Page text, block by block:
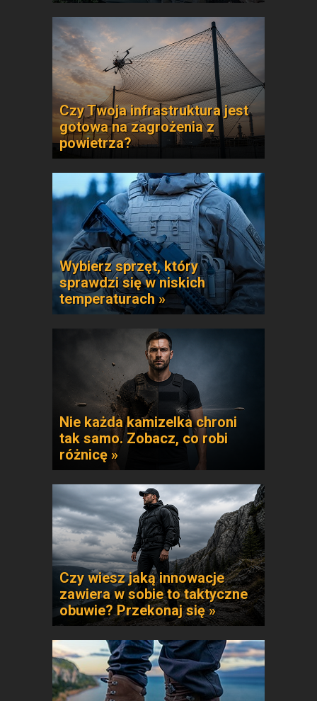
Czy Twoja infrastruktura jest
gotowa na zagrożenia z
powietrza?
Wybierz sprzęt, który
sprawdzi się w niskich
temperaturach »
Nie każda kamizelka chroni
tak samo. Zobacz, co robi
różnicę »
Czy wiesz jaką innowacje
zawiera w sobie to taktyczne
obuwie? Przekonaj się »